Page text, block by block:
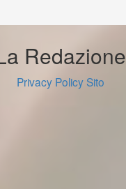
Redazione
Privacy Policy Sito